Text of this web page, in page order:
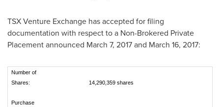
TSX Venture Exchange has accepted for filing
documentation with respect to a Non-Brokered Private
Placement announced March 7, 2017and March 16, 2017:
Number of
Shares:
14,290,359 shares
Purchase